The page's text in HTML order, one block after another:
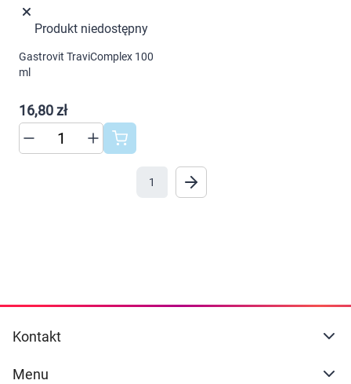
Ustawienia
Produkt niedostępny
Gastrovit TraviComplex 100
ml
16,80 zł
1
Kontakt
Menu